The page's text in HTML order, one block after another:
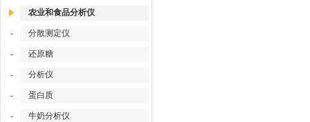
农业和食品分析仪
- 分散测定仪
- 还原糖
- 分析仪
- 蛋白质
- 牛奶分析仪